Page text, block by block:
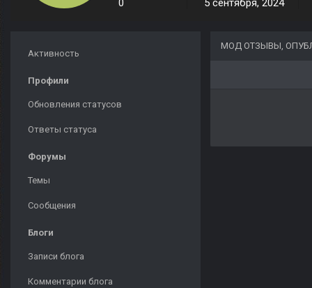
0 5 сентября, 2024
Активность
Профили
Обновления статусов
Ответы статуса
Форумы
Темы
Сообщения
Блоги
Записи блога
Комментарии блога
МОД ОТЗЫВЫ,